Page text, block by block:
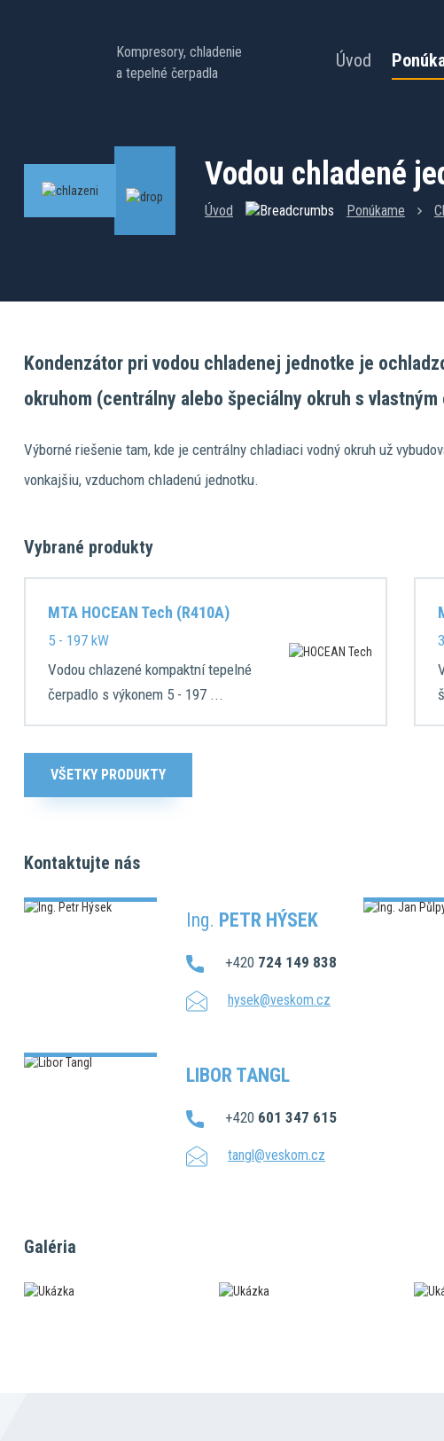
Kompresory, chladenie
a tepelné čerpadla
Úvod
Vodou chladené
Úvod Ponúkame
Kondenzátor pri vodou chladenej jednotke je
okruhom (centrálny alebo špeciálny okruh s vlastným
Výborné riešenie tam, kde je centrálny chladiaci vodný okruh už
vonkajšiu, vzduchom chladenú jednotku.
Vybrané produkty
MTA HOCEAN Tech (R410A)
5 - 197 kW
Vodou chlazené kompaktní tepelné
čerpadlo s výkonem 5 - 197 ...
VŠETKY PRODUKTY
Kontaktujte nás
Ing. PETR HÝSEK
+420 724 149 838
hysek@veskom.cz
LIBOR TANGL
+420 601 347 615
tangl@veskom.cz
Galéria